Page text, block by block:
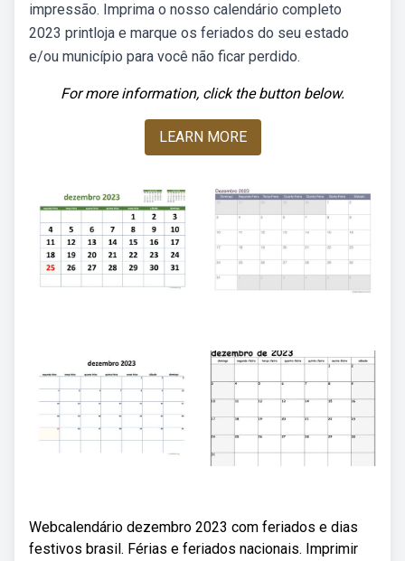
impressão. Imprima o nosso calendário completo
2023 printloja e marque os feriados do seu estado
e/ou município para você não ficar perdido.
For more information, click the button below.
LEARN MORE
Webcalendário dezembro 2023 com feriados e dias
festivos brasil. Férias e feriados nacionais. Imprimir